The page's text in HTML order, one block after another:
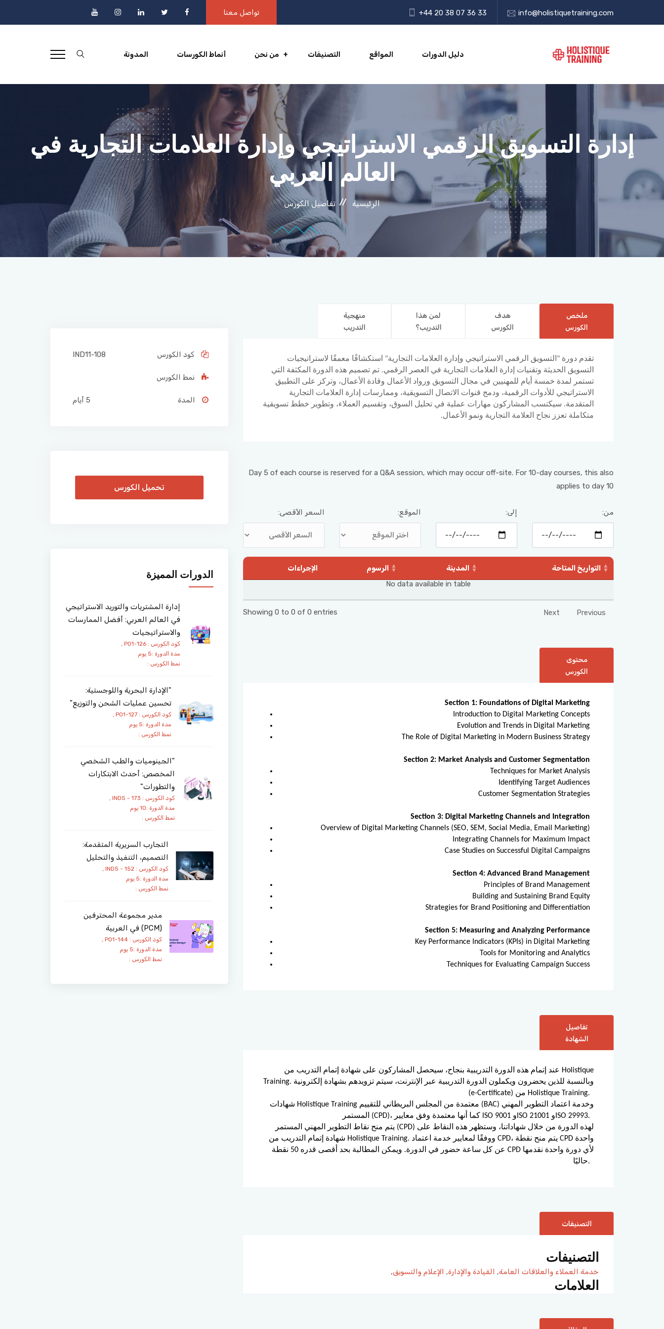
info@holistiquetraining.com
+44 20 38 07 36 33 تواصل معنا
دليل الدورات المواقع التصنيفات من نحن أنماط الكورسات المدونة
إدارة التسويق الرقمي الاستراتيجي وإدارة العلامات التجارية في
العالم العربي
الرئيسية تفاصيل الكورس
ملخص
الكورس
هدف
الكورس
لمن هذا
التدريب؟
منهجية
التدريب
تقدم دورة "التسويق الرقمي الاستراتيجي وإدارة العلامات التجارية" استكشافًا معمقًا لاستراتيجيات
التسويق الحديثة وتقنيات إدارة العلامات التجارية في العصر الرقمي. تم تصميم هذه الدورة المكثفة التي
تستمر لمدة خمسة أيام للمهنيين في مجال التسويق ورواد الأعمال وقادة الأعمال، وتركز على التطبيق
الاستراتيجي للأدوات الرقمية، ودمج قنوات الاتصال التسويقية، وممارسات إدارة العلامات التجارية
المتقدمة. سيكتسب المشاركون مهارات عملية في تحليل السوق، وتقسيم العملاء، وتطوير خطط تسويقية
متكاملة تعزز نجاح العلامة التجارية ونمو الأعمال.
Day 5 of each course is reserved for a Q&A session, which may occur off-site. For 10-day courses, this also
applies to day 10
من: إلى: الموقع: السعر الأقصى:
التواريخ المتاحة المدينة الرسوم
الإجراءات
No data available in table
Showing 0 to 0 of 0 entries Previous
Next
محتوى
الكورس
Section 1: Foundations of Digital Marketing
Introduction to Digital Marketing Concepts
Evolution and Trends in Digital Marketing
The Role of Digital Marketing in Modern Business Strategy
Section 2: Market Analysis and Customer Segmentation
Techniques for Market Analysis
Identifying Target Audiences
Customer Segmentation Strategies
Section 3: Digital Marketing Channels and Integration
Overview of Digital Marketing Channels (SEO, SEM, Social Media, Email Marketing)
Integrating Channels for Maximum Impact
Case Studies on Successful Digital Campaigns
Section 4: Advanced Brand Management
Principles of Brand Management
Building and Sustaining Brand Equity
Strategies for Brand Positioning and Differentiation
Section 5: Measuring and Analyzing Performance
Key Performance Indicators (KPIs) in Digital Marketing
Tools for Monitoring and Analytics
Techniques for Evaluating Campaign Success
تفاصيل
الشهادة
عند إتمام هذه الدورة التدريبية بنجاح، سيحصل المشاركون على شهادة إتمام التدريب من Holistique
Training. وبالنسبة للذين يحضرون ويكملون الدورة التدريبية عبر الإنترنت، سيتم تزويدهم بشهادة إلكترونية
(e-Certificate) من Holistique Training.
شهادات Holistique Training معتمدة من المجلس البريطاني للتقييم (BAC) وخدمة اعتماد التطوير المهني
المستمر (CPD)، كما أنها معتمدة وفق معايير ISO 9001 وISO 21001 وISO 29993.
يتم منح نقاط التطوير المهني المستمر (CPD) لهذه الدورة من خلال شهاداتنا، وستظهر هذه النقاط على
شهادة إتمام التدريب من Holistique Training. ووفقًا لمعايير خدمة اعتماد CPD، يتم منح نقطة CPD واحدة
عن كل ساعة حضور في الدورة. ويمكن المطالبة بحد أقصى قدره 50 نقطة CPD لأي دورة واحدة نقدمها
حاليًا.
التصنيفات
التصنيفات
خدمة العملاء والعلاقات العامة, القيادة والإدارة, الإعلام والتسويق,
العلامات
كود الكورس IND11-108
نمط الكورس
المدة 5 أيام
تحميل الكورس
الدورات المميزة
إدارة المشتريات والتوريد الاستراتيجي
في العالم العربي: أفضل الممارسات
والاستراتيجيات
كود الكورس : PO1-126 ,
مدة الدورة :5 يوم
نمط الكورس :
"الإدارة البحرية واللوجستية:
تحسين عمليات الشحن والتوزيع"
كود الكورس : PO1-127 ,
مدة الدورة :5 يوم
نمط الكورس :
"الجينوميات والطب الشخصي
المخصص: أحدث الابتكارات
والتطورات"
كود الكورس : IND5 - 173 ,
مدة الدورة :10 يوم
نمط الكورس :
التجارب السريرية المتقدمة:
التصميم، التنفيذ والتحليل
كود الكورس : IND5 - 152 ,
مدة الدورة :5 يوم
نمط الكورس :
مدير مجموعة المحترفين
(PCM) في العربية
كود الكورس : PO1-144 ,
مدة الدورة :5 يوم
نمط الكورس :